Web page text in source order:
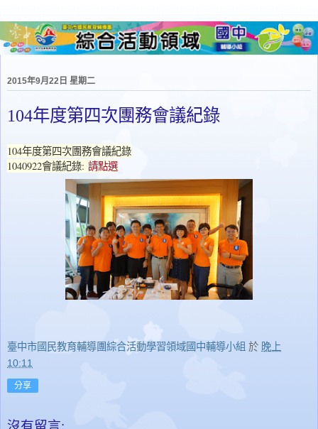
2015年9月22日 星期二
104年度第四次團務會議紀錄
104年度第四次團務會議紀錄
1040922會議紀錄: 請點選
臺中市國民教育輔導團綜合活動學習領域國中輔導小組 於 晚上
10:11
分享